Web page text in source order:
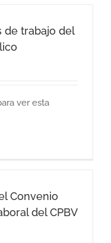
de trabajo del
ver esta
Convenio
del CPBV